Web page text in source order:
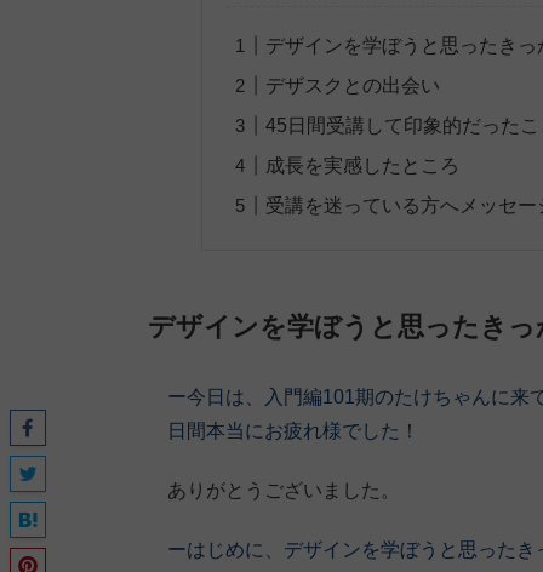
デザインを学ぼうと思ったきっ
デザスクとの出会い
45日間受講して印象的だった
成長を実感したところ
受講を迷っている方へメッセー
デザインを学ぼうと思ったきっ
ー今日は、入門編101期のたけちゃんに来
日間本当にお疲れ様でした！
ありがとうございました。
ーはじめに、デザインを学ぼうと思った